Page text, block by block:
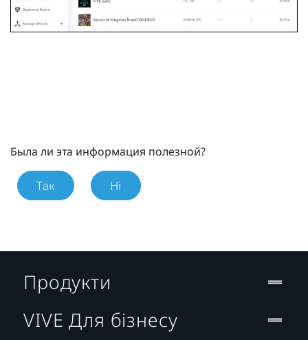
Была ли эта информация полезной?
Так Ні
Продукти
VIVE Для бізнесу